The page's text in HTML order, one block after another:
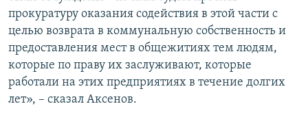
Все сайты RFE/RL
прокуратуру оказания содействия в этой части с
целью возврата в коммунальную собственность и
предоставления мест в общежитиях тем людям,
которые по праву их заслуживают, которые
работали на этих предприятиях в течение долгих
лет», – сказал Аксенов.